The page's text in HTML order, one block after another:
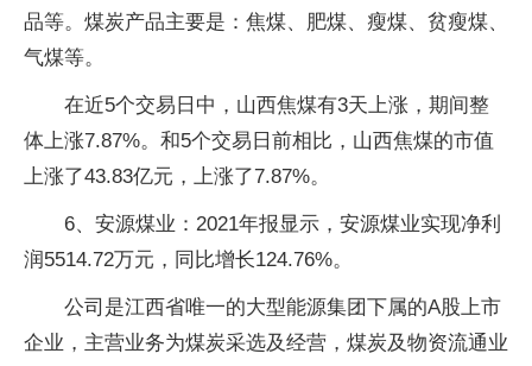
品等。煤炭产品主要是：焦煤、肥煤、瘦煤、贫瘦煤、
气煤等。
在近5个交易日中，山西焦煤有3天上涨，期间整
体上涨7.87%。和5个交易日前相比，山西焦煤的市值
上涨了43.83亿元，上涨了7.87%。
6、安源煤业：2021年报显示，安源煤业实现净利
润5514.72万元，同比增长124.76%。
公司是江西省唯一的大型能源集团下属的A股上市
企业，主营业务为煤炭采选及经营，煤炭及物资流通业